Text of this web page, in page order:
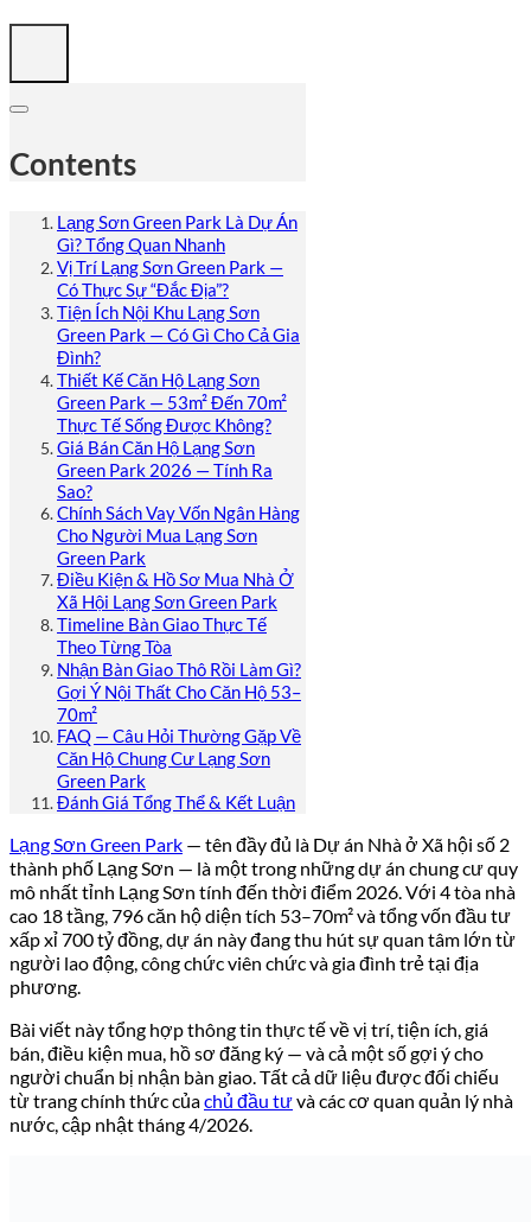
Contents
Lạng Sơn Green Park Là Dự Án
Gì? Tổng Quan Nhanh
Vị Trí Lạng Sơn Green Park —
Có Thực Sự “Đắc Địa”?
Tiện Ích Nội Khu Lạng Sơn
Green Park — Có Gì Cho Cả Gia
Đình?
Thiết Kế Căn Hộ Lạng Sơn
Green Park — 53m² Đến 70m²
Thực Tế Sống Được Không?
Giá Bán Căn Hộ Lạng Sơn
Green Park 2026 — Tính Ra
Sao?
Chính Sách Vay Vốn Ngân Hàng
Cho Người Mua Lạng Sơn
Green Park
Điều Kiện & Hồ Sơ Mua Nhà Ở
Xã Hội Lạng Sơn Green Park
Timeline Bàn Giao Thực Tế
Theo Từng Tòa
Nhận Bàn Giao Thô Rồi Làm Gì?
Gợi Ý Nội Thất Cho Căn Hộ 53–
70m²
FAQ — Câu Hỏi Thường Gặp Về
Căn Hộ Chung Cư Lạng Sơn
Green Park
Đánh Giá Tổng Thể & Kết Luận
Lạng Sơn Green Park — tên đầy đủ là Dự án Nhà ở Xã hội số 2
thành phố Lạng Sơn — là một trong những dự án chung cư quy
mô nhất tỉnh Lạng Sơn tính đến thời điểm 2026. Với 4 tòa nhà
cao 18 tầng, 796 căn hộ diện tích 53–70m² và tổng vốn đầu tư
xấp xỉ 700 tỷ đồng, dự án này đang thu hút sự quan tâm lớn từ
người lao động, công chức viên chức và gia đình trẻ tại địa
phương.
Bài viết này tổng hợp thông tin thực tế về vị trí, tiện ích, giá
bán, điều kiện mua, hồ sơ đăng ký — và cả một số gợi ý cho
người chuẩn bị nhận bàn giao. Tất cả dữ liệu được đối chiếu
từ trang chính thức củachủ đầu tưvà các cơ quan quản lý nhà
nước, cập nhật tháng 4/2026.